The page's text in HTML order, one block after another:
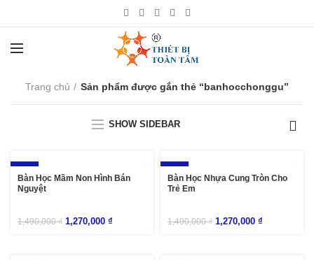
Trang chủ Sản phẩm được gắn thẻ “banhocchonggu”
SHOW SIDEBAR
-15%
Bàn Học Mầm Non Hình Bán
Nguyệt
1,490,000₫ 1,270,000 ₫
-15%
Bàn Học Nhựa Cung Tròn Cho
Trẻ Em
1,490,000₫ 1,270,000 ₫